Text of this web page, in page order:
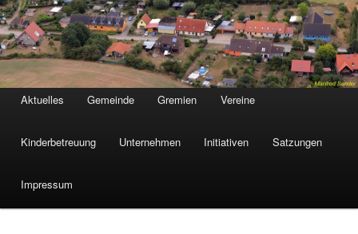
HAUPTMENÜ
Zum
primären
Inhalt
Zum
sekundären
Inhalt
Aktuelles Gemeinde Gremien Vereine
Kinderbetreuung Unternehmen Initiativen Satzungen
Impressum